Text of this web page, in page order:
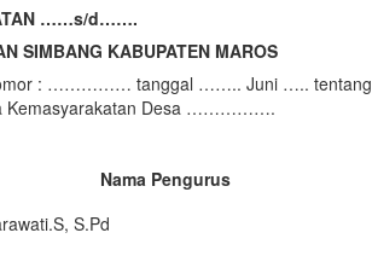
……s/d…….
SIMBANG KABUPATEN MAROS
: …………… tanggal …….. Juni ….. tentang
Kemasyarakatan Desa …………….
Nama Pengurus
S.Pd